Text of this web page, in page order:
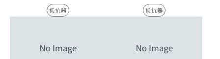
抵抗器 抵抗器